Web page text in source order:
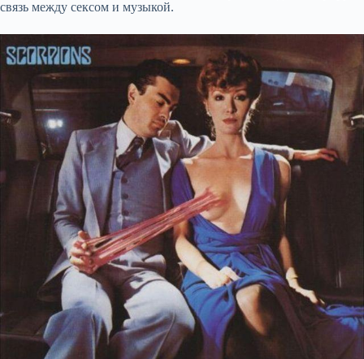
связь между сексом и музыкой.